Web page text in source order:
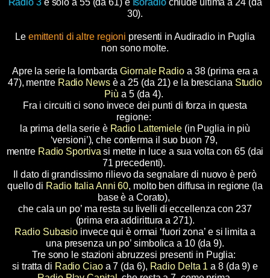
30).
Le emittenti di altre regioni presenti in Audiradio in Puglia
non sono molte.
Apre la serie la lombardaGiornale Radioa 38 (prima era a
47), mentre Radio Newsè a 25 (da 21) e la bresciana Studio
Più a 5 (da 4).
Fra i circuiti ci sono invece dei punti di forza in questa
regione:
la prima della serie è Radio Lattemiele(in Puglia in più
‘versioni’), che conferma il suo buon 79,
mentre Radio Sportiva si mette in luce a sua volta con 65 (dai
71 precedenti).
Il dato di grandissimo rilievo da segnalare di nuovo è però
quello di Radio Italia Anni 60, molto ben diffusa in regione (la
base è a Corato),
che cala un po’ ma resta su livelli di eccellenza con 237
(prima era addirittura a 271).
Radio Subasio invece qui è ormai ‘fuori zona’ e si limita a
una presenza un po’ simbolica a 10 (da 9).
Tre sono le stazioni abruzzesi presenti in Puglia:
si tratta di Radio Ciaoa 7 (da 6), Radio Delta 1 a 8 (da 9) e